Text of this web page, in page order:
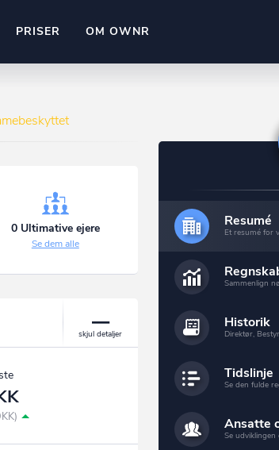
PRISER OM OWNR
0 Ultimative ejere
Se dem alle
Resumé
Et resumé for
Sammenlign
Historik
Direktør,
Tidslinje
Se den fulde
Ansatte
Se udviklingen